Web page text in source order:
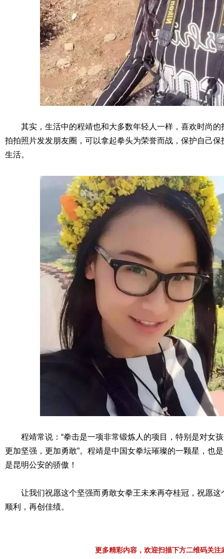
其实，生活中的程靖也和大多数年轻人一样，喜欢时尚
拍拍照片发发朋友圈，可以拿起拳头为荣誉而战，保护自己
生活。
程靖常说：“拳击是一项非常锻炼人的项目，特别是对女
更加坚强，更加勇敢”。程靖是中国女拳坛璀璨的一颗星，也
是昆明公安的骄傲！
让我们祝愿这个坚强而勇敢女拳王未来再夺桂冠，祝愿
顺利，再创佳绩。
更多精彩内容，欢迎扫描下方二维码关注